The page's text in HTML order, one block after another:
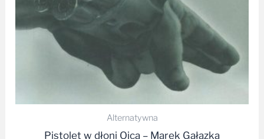
Alternatywna
Pistolet w dłoni Ojca – Marek Gałązka